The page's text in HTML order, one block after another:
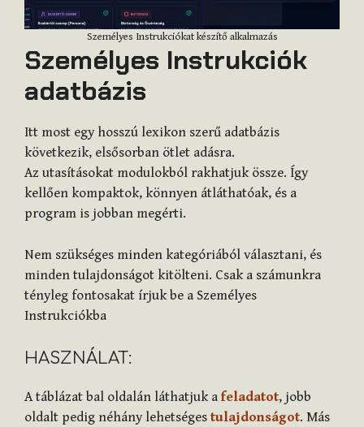
Személyes Instrukciókat készítő alkalmazás
Személyes Instrukciók
adatbázis
Itt most egy hosszú lexikon szerű adatbázis
következik, elsősorban ötlet adásra.
Az utasításokat modulokból rakhatjuk össze. Így
kellően kompaktok, könnyen átláthatóak, és a
program is jobban megérti.
Nem szükséges minden kategóriából választani, és
minden tulajdonságot kitölteni. Csak a számunkra
tényleg fontosakat írjuk be a Személyes
Instrukciókba
HASZNÁLAT:
A táblázat bal oldalán láthatjuk a feladatot, jobb
oldalt pedig néhány lehetséges tulajdonságot. Más